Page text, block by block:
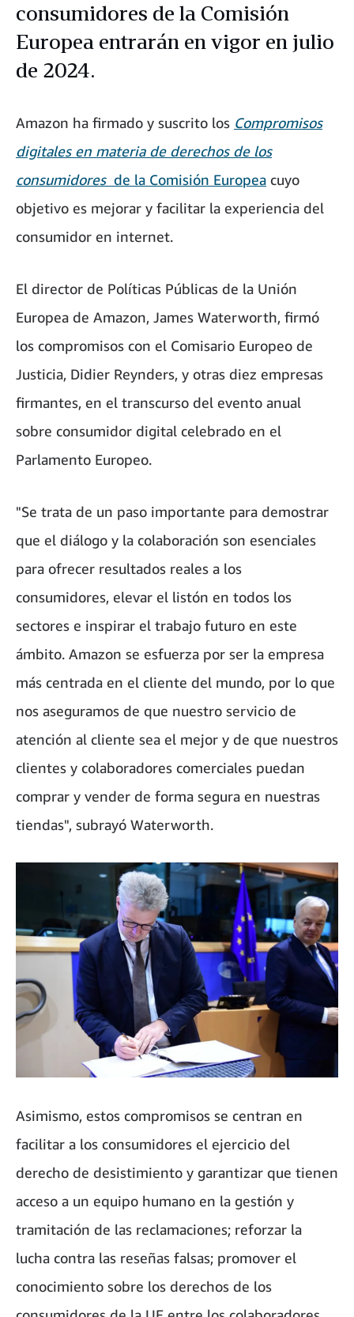
consumidores de la Comisión
Europea entrarán en vigor en julio
de 2024.
Amazon ha firmado y suscrito los Compromisos
digitales en materia de derechos de los
consumidores de la Comisión Europea cuyo
objetivo es mejorar y facilitar la experiencia del
consumidor en internet.
El director de Políticas Públicas de la Unión
Europea de Amazon, James Waterworth, firmó
los compromisos con el Comisario Europeo de
Justicia, Didier Reynders, y otras diez empresas
firmantes, en el transcurso del evento anual
sobre consumidor digital celebrado en el
Parlamento Europeo.
"Se trata de un paso importante para demostrar
que el diálogo y la colaboración son esenciales
para ofrecer resultados reales a los
consumidores, elevar el listón en todos los
sectores e inspirar el trabajo futuro en este
ámbito. Amazon se esfuerza por ser la empresa
más centrada en el cliente del mundo, por lo que
nos aseguramos de que nuestro servicio de
atención al cliente sea el mejor y de que nuestros
clientes y colaboradores comerciales puedan
comprar y vender de forma segura en nuestras
tiendas", subrayó Waterworth.
Asimismo, estos compromisos se centran en
facilitar a los consumidores el ejercicio del
derecho de desistimiento y garantizar que tienen
acceso a un equipo humano en la gestión y
tramitación de las reclamaciones; reforzar la
lucha contra las reseñas falsas; promover el
conocimiento sobre los derechos de los